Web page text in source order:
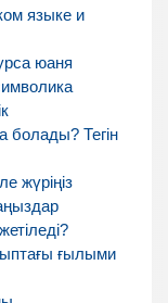
языке и
юаня
болады? Тегін
жүріңіз
ғылыми